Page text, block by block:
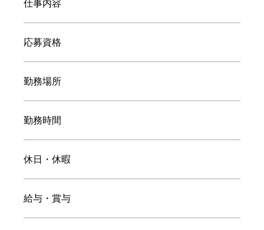
仕事内容
応募資格
勤務場所
勤務時間
休日・休暇
給与・賞与